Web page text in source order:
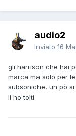
audio2
Inviato 16
gli harrison che hai
marca ma solo per
subsoniche, un pò
li ho tolti.